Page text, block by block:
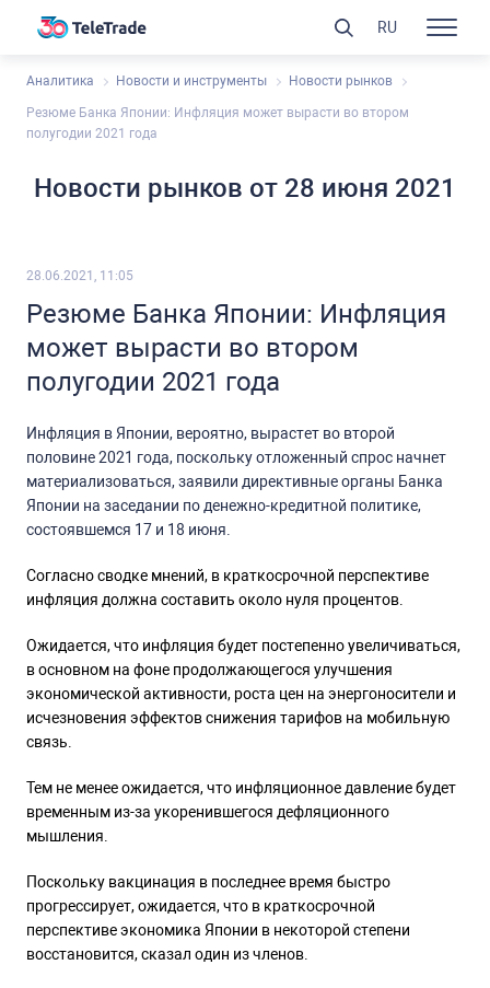
Аналитика Новости и инструменты Новости рынков
Резюме Банка Японии: Инфляция может вырасти во втором
полугодии 2021 года
Новости рынков от 28 июня 2021
28.06.2021, 11:05
Резюме Банка Японии: Инфляция
может вырасти во втором
полугодии 2021 года
Инфляция в Японии, вероятно, вырастет во второй
половине 2021 года, поскольку отложенный спрос начнет
материализоваться, заявили директивные органы Банка
Японии на заседании по денежно-кредитной политике,
состоявшемся 17 и 18 июня.
Согласно сводке мнений, в краткосрочной перспективе
инфляция должна составить около нуля процентов.
Ожидается, что инфляция будет постепенно увеличиваться,
в основном на фоне продолжающегося улучшения
экономической активности, роста цен на энергоносители и
исчезновения эффектов снижения тарифов на мобильную
связь.
Тем не менее ожидается, что инфляционное давление будет
временным из-за укоренившегося дефляционного
мышления.
Поскольку вакцинация в последнее время быстро
прогрессирует, ожидается, что в краткосрочной
перспективе экономика Японии в некоторой степени
восстановится, сказал один из членов.
RU